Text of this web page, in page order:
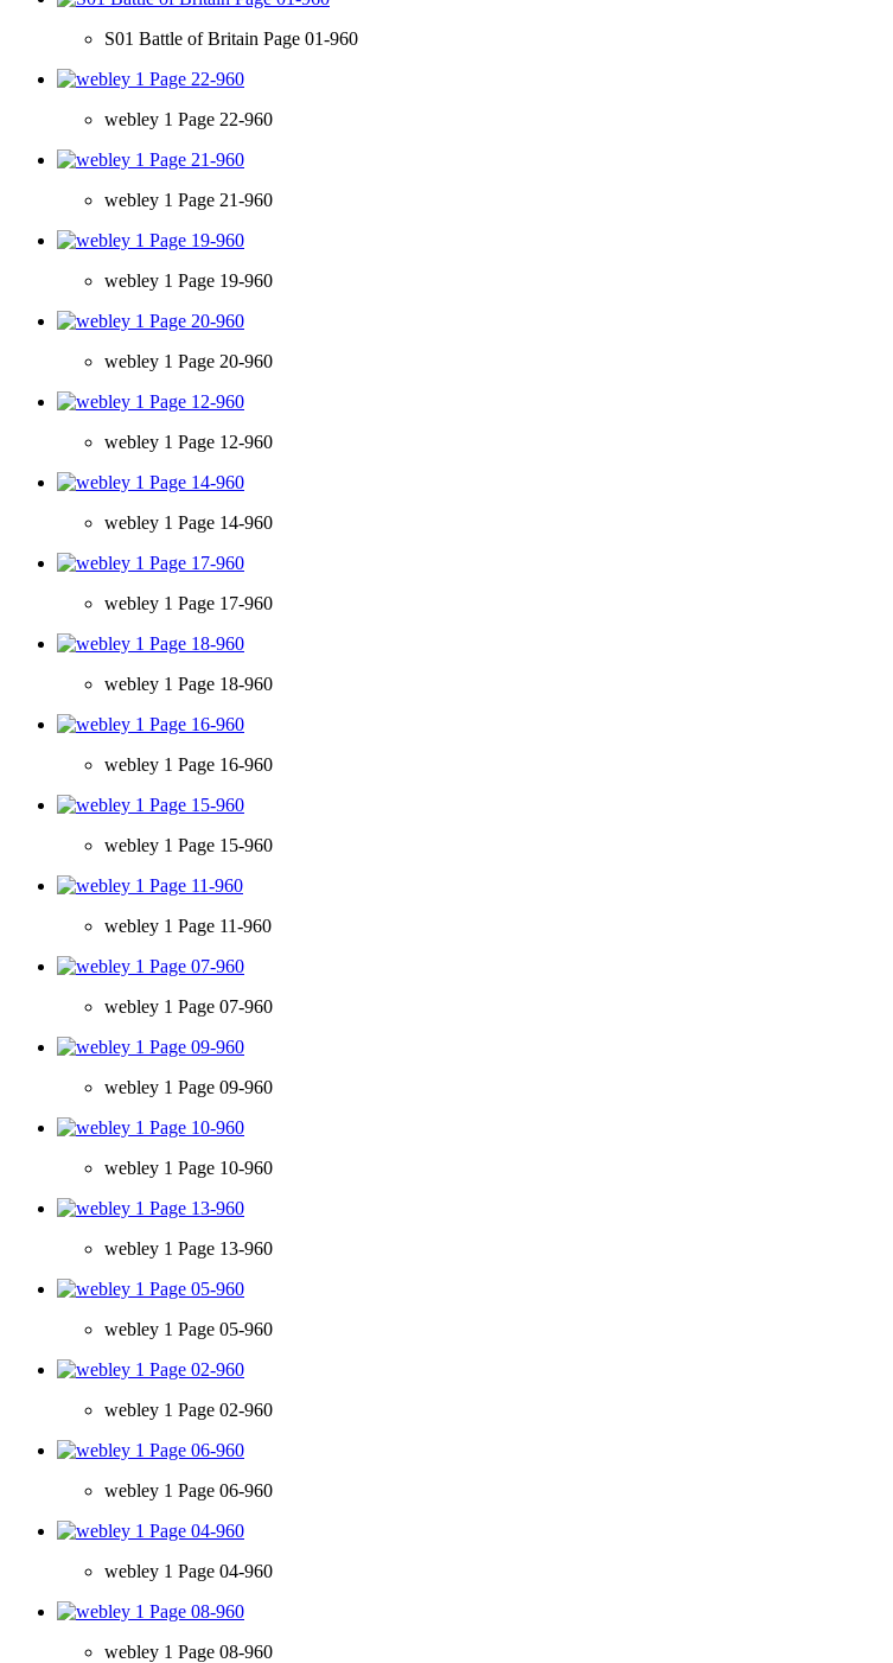
S01 Battle of Britain Page 01-960
webley 1 Page 22-960
webley 1 Page 21-960
webley 1 Page 19-960
webley 1 Page 20-960
webley 1 Page 12-960
webley 1 Page 14-960
webley 1 Page 17-960
webley 1 Page 18-960
webley 1 Page 16-960
webley 1 Page 15-960
webley 1 Page 11-960
webley 1 Page 07-960
webley 1 Page 09-960
webley 1 Page 10-960
webley 1 Page 13-960
webley 1 Page 05-960
webley 1 Page 02-960
webley 1 Page 06-960
webley 1 Page 04-960
webley 1 Page 08-960